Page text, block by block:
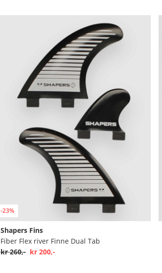
-23%
Shapers Fins
Fiber Flex river Finne Dual Tab
kr 260,- kr 200,-